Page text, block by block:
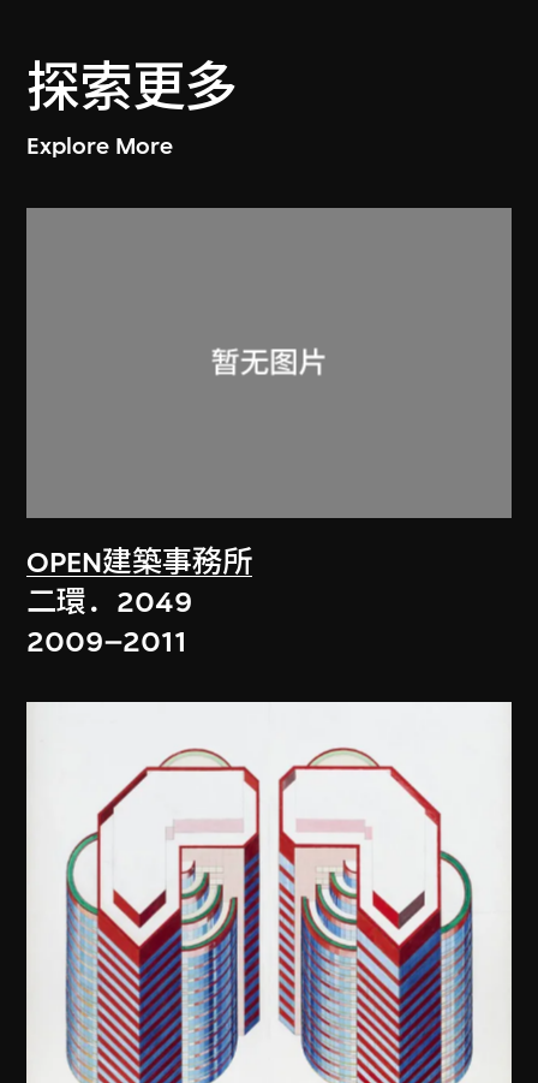
探索更多
Explore More
OPEN建築事務所
二環．2049
2009–2011